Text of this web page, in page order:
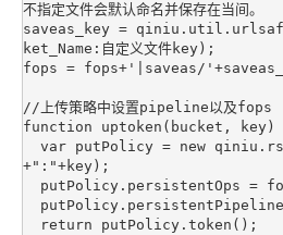
不指定文件会默认命名并保存在当间。
saveas_key =
ket_Name:自定义文件key);
fops = fops+'|saveas/
//上传策略中设置pipeline以及fops
function uptoken(bucket, key)
+":"+key);